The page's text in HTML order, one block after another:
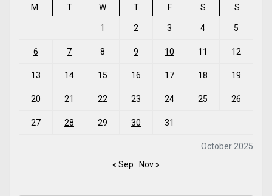
October 2025
M T W T F S S
1 2 3 4 5
6 7 8 9 10 11 12
13 14 15 16 17 18 19
20 21 22 23 24 25 26
27 28 29 30 31
« Sep Nov »